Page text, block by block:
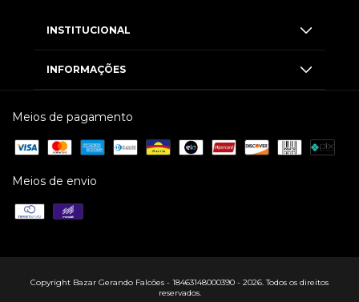
INSTITUCIONAL
INFORMAÇÕES
Meios de pagamento
Meios de envio
Copyright Bazar Gerando Falcões - 18463148000390 - 2026. Todos os direitos
reservados.